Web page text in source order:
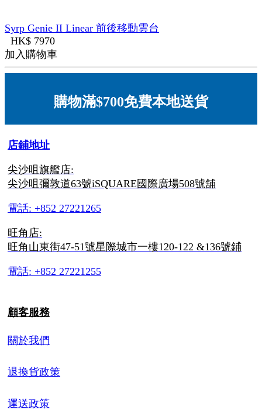
Syrp Genie II Linear 前後移動雲台
HK$ 7970
加入購物車
購物滿$700免費本地送貨
店鋪地址
尖沙咀旗艦店:
尖沙咀彌敦道63號iSQUARE國際廣場508號舖
電話: +852 27221265
旺角店:
旺角山東街47-51號星際城市一樓120-122 &136號鋪
電話: +852 27221255
顧客服務
關於我們
退換貨政策
運送政策